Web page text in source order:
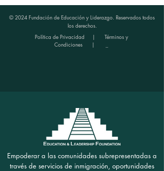
© 2024 Fundación de Educación y Liderazgo. Reservados todos
los derechos.
Política de Privacidad
| Términos y
Condiciones | _
Empoderar a las comunidades subrepresentadas a
través de servicios de inmigración, oportunidades